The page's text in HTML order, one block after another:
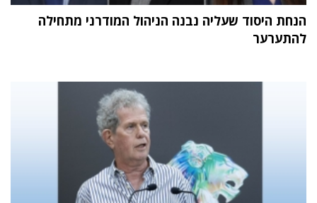
הנחת היסוד שעליה נבנה הניהול המודרני מתחילה
להתערער